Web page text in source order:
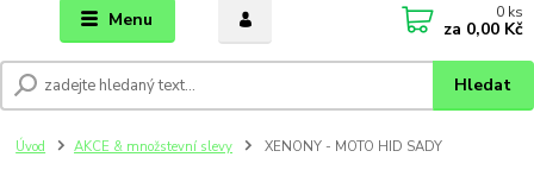
Menu
Hledat
0 ks
za 0,00 Kč
Úvod AKCE & množstevní slevy XENONY - MOTO HID SADY